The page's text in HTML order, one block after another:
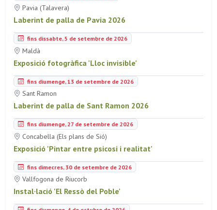
Pavia (Talavera)
Laberint de palla de Pavia 2026
fins dissabte, 5 de setembre de 2026
Maldà
Exposició fotogràfica 'Lloc invisible'
fins diumenge, 13 de setembre de 2026
Sant Ramon
Laberint de palla de Sant Ramon 2026
fins diumenge, 27 de setembre de 2026
Concabella (Els plans de Sió)
Exposició 'Pintar entre psicosi i realitat'
fins dimecres, 30 de setembre de 2026
Vallfogona de Riucorb
Instal·lació 'El Ressò del Poble'